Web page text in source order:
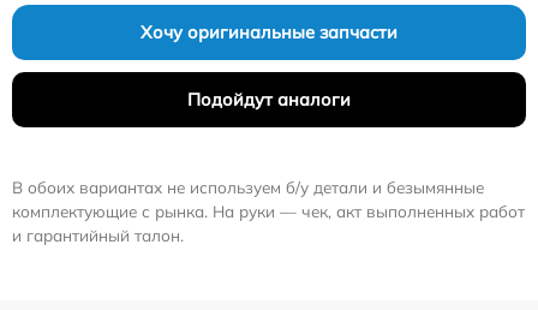
Хочу оригинальные запчасти
Подойдут аналоги
В обоих вариантах не используем б/у детали и безымянные
комплектующие с рынка. На руки — чек, акт выполненных работ
и гарантийный талон.